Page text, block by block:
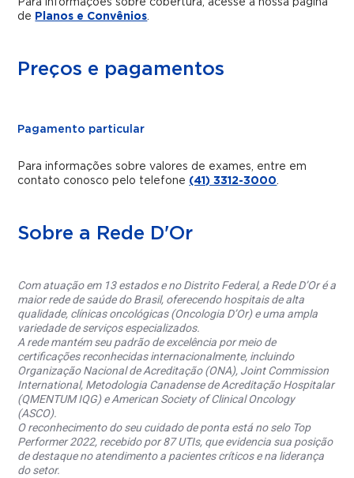
Para informações sobre cobertura, acesse a nossa página
de Planos e Convênios.
Preços e pagamentos
Pagamento particular
Para informações sobre valores de exames, entre em
contato conosco pelo telefone (41) 3312-3000.
Sobre a Rede D'Or
Com atuação em 13 estados e no Distrito Federal, a Rede D’Or é a
maior rede de saúde do Brasil, oferecendo hospitais de alta
qualidade, clínicas oncológicas (Oncologia D’Or) e uma ampla
variedade de serviços especializados.
A rede mantém seu padrão de excelência por meio de
certificações reconhecidas internacionalmente, incluindo
Organização Nacional de Acreditação (ONA), Joint Commission
International, Metodologia Canadense de Acreditação Hospitalar
(QMENTUM IQG) e American Society of Clinical Oncology
(ASCO).
O reconhecimento do seu cuidado de ponta está no selo Top
Performer 2022, recebido por 87 UTIs, que evidencia sua posição
de destaque no atendimento a pacientes críticos e na liderança
do setor.